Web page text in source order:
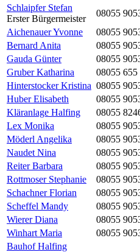
Schlaipfer Stefan
Erster Bürgermeister
08055
Aichenauer Yvonne
08055
Bernard Anita
08055
Gauda Günter
08055
Gruber Katharina
08055 655
Hinterstocker Kristina 08055
Huber Elisabeth
08055
Kläranlage Halfing
08055
Lex Monika
08055
Möderl Angelika
08055
Naudet Nina
08055
Reiter Barbara
08055
Rottmoser Stephanie
08055
Schachner Florian
08055
Scheffel Mandy
08055
Wierer Diana
08055
Winhart Maria
08055
Bauhof Halfing